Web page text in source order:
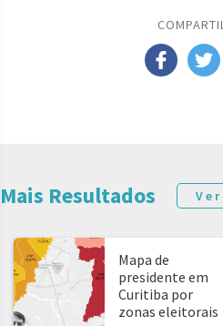
Mais Resultados
Mapa de
presidente em
Curitiba por
zonas eleitorais